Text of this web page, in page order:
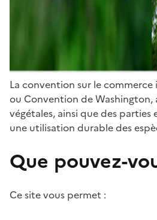
La convention sur le
ou Convention de
végétales, ainsi que des
une utilisation durable des
Que pouvez-
Ce site vous permet :